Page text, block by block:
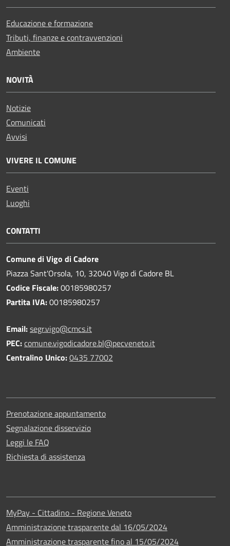
Educazione e formazione
Tributi, finanze e contravvenzioni
Ambiente
NOVITÀ
Notizie
Comunicati
Avvisi
VIVERE IL COMUNE
Eventi
Luoghi
CONTATTI
Comune di Vigo di Cadore
Piazza Sant'Orsola, 10, 32040 Vigo di Cadore BL
Codice Fiscale:00185980257
Partita IVA:00185980257
Email:segr.vigo@cmcs.it
PEC:comune.vigodicadore.bl@pecveneto.it
Centralino Unico:0435 77002
Prenotazione appuntamento
Segnalazione disservizio
Leggi le FAQ
Richiesta di assistenza
MyPay - Cittadino - Regione Veneto
Amministrazione trasparente dal 16/05/2024
Amministrazione trasparente fino al 15/05/2024